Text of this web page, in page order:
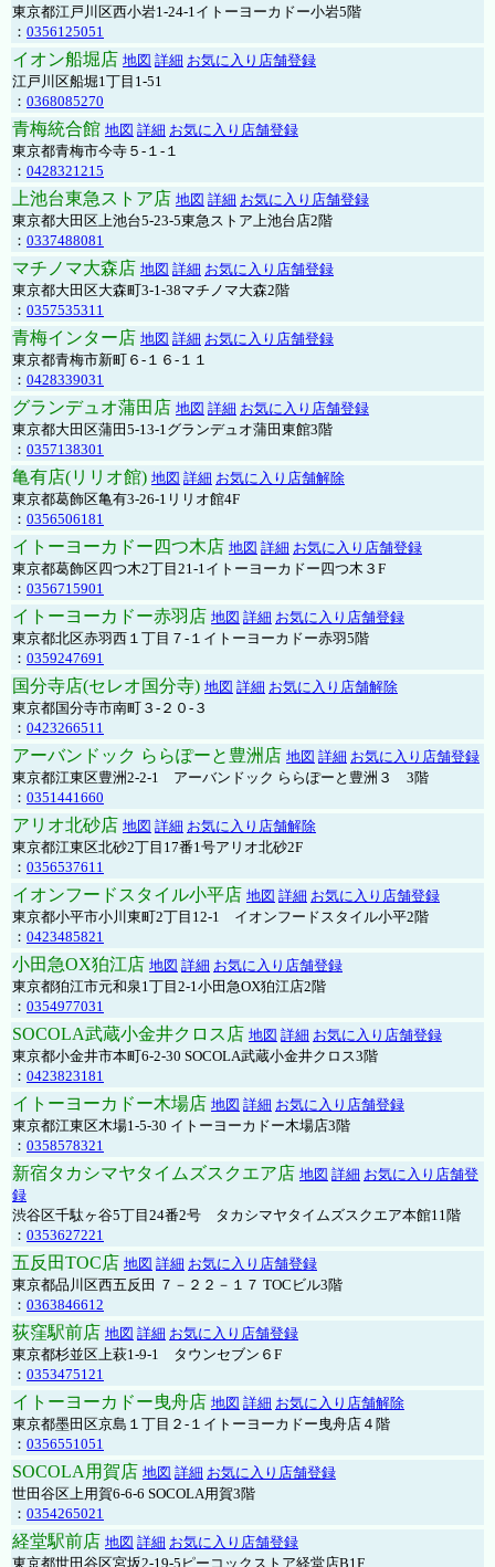
東京都江戸川区西小岩1-24-1イトーヨーカドー小岩5階
： 0356125051
イオン船堀店 地図 詳細 お気に入り店舗登録
江戸川区船堀1丁目1-51
： 0368085270
青梅統合館 地図 詳細 お気に入り店舗登録
東京都青梅市今寺５-１-１
： 0428321215
上池台東急ストア店 地図 詳細 お気に入り店舗登録
東京都大田区上池台5-23-5東急ストア上池台店2階
： 0337488081
マチノマ大森店 地図 詳細 お気に入り店舗登録
東京都大田区大森町3-1-38マチノマ大森2階
： 0357535311
青梅インター店 地図 詳細 お気に入り店舗登録
東京都青梅市新町６-１６-１１
： 0428339031
グランデュオ蒲田店 地図 詳細 お気に入り店舗登録
東京都大田区蒲田5-13-1グランデュオ蒲田東館3階
： 0357138301
亀有店(リリオ館) 地図 詳細 お気に入り店舗解除
東京都葛飾区亀有3-26-1リリオ館4F
： 0356506181
イトーヨーカドー四つ木店 地図 詳細 お気に入り店舗登録
東京都葛飾区四つ木2丁目21-1イトーヨーカドー四つ木３F
： 0356715901
イトーヨーカドー赤羽店 地図 詳細 お気に入り店舗登録
東京都北区赤羽西１丁目７-１イトーヨーカドー赤羽5階
： 0359247691
国分寺店(セレオ国分寺) 地図 詳細 お気に入り店舗解除
東京都国分寺市南町３-２０-３
： 0423266511
アーバンドック ららぽーと豊洲店 地図 詳細 お気に入り店舗登録
東京都江東区豊洲2-2-1 アーバンドック ららぽーと豊洲３ 3階
： 0351441660
アリオ北砂店 地図 詳細 お気に入り店舗解除
東京都江東区北砂2丁目17番1号アリオ北砂2F
： 0356537611
イオンフードスタイル小平店 地図 詳細 お気に入り店舗登録
東京都小平市小川東町2丁目12-1 イオンフードスタイル小平2階
： 0423485821
小田急OX狛江店 地図 詳細 お気に入り店舗登録
東京都狛江市元和泉1丁目2-1小田急OX狛江店2階
： 0354977031
SOCOLA武蔵小金井クロス店 地図 詳細 お気に入り店舗登録
東京都小金井市本町6-2-30 SOCOLA武蔵小金井クロス3階
： 0423823181
イトーヨーカドー木場店 地図 詳細 お気に入り店舗登録
東京都江東区木場1-5-30 イトーヨーカドー木場店3階
： 0358578321
新宿タカシマヤタイムズスクエア店 地図 詳細 お気に入り店舗登
録
渋谷区千駄ヶ谷5丁目24番2号 タカシマヤタイムズスクエア本館11階
： 0353627221
五反田TOC店 地図 詳細 お気に入り店舗登録
東京都品川区西五反田 ７－２２－１７ TOCビル3階
： 0363846612
荻窪駅前店 地図 詳細 お気に入り店舗登録
東京都杉並区上萩1-9-1 タウンセブン６F
： 0353475121
イトーヨーカドー曳舟店 地図 詳細 お気に入り店舗解除
東京都墨田区京島１丁目２-１イトーヨーカドー曳舟店４階
： 0356551051
SOCOLA用賀店 地図 詳細 お気に入り店舗登録
世田谷区上用賀6-6-6 SOCOLA用賀3階
： 0354265021
経堂駅前店 地図 詳細 お気に入り店舗登録
東京都世田谷区宮坂2-19-5ピーコックストア経堂店B1F